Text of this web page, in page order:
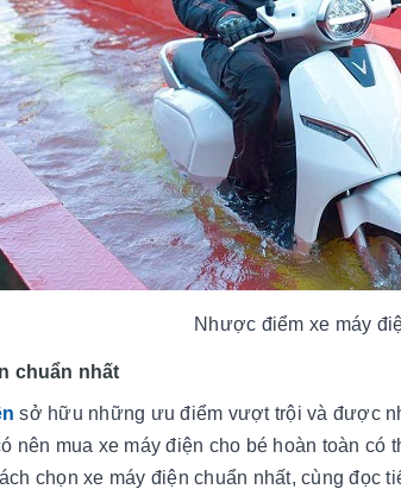
Nhược điểm xe máy
chuẩn nhất
sở hữu những ưu điểm vượt trội và được
nên mua xe máy điện cho bé hoàn toàn có
chọn xe máy điện chuẩn nhất, cùng đọc